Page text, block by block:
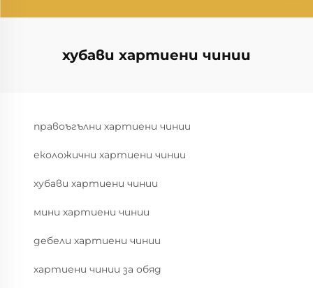
хубави хартиени чинии
правоъгълни хартиени чинии
еколожични хартиени чинии
хубави хартиени чинии
мини хартиени чинии
дебели хартиени чинии
хартиени чинии за обяд